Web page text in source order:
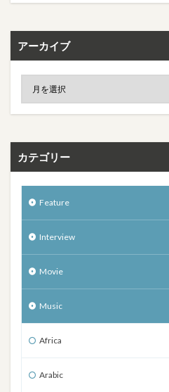
アーカイブ
カテゴリー
Feature
Interview
Movie
Music
Africa
Arabic